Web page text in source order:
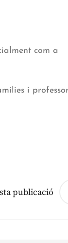
com a
i
publicació